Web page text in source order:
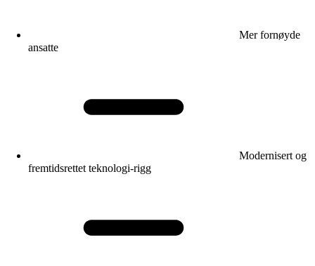
Mer fornøyde
ansatte
Modernisert og
fremtidsrettet teknologi-rigg